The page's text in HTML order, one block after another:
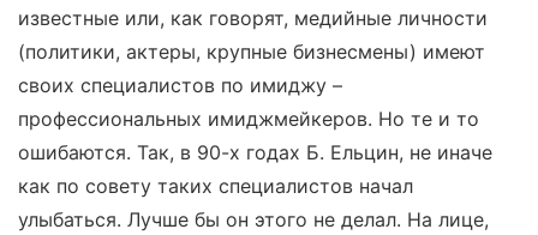
известные или, как говорят, медийные личности
(политики, актеры, крупные бизнесмены) имеют
своих специалистов по имиджу –
профессиональных имиджмейкеров. Но те и то
ошибаются. Так, в 90-х годах Б. Ельцин, не иначе
как по совету таких специалистов начал
улыбаться. Лучше бы он этого не делал. На лице,